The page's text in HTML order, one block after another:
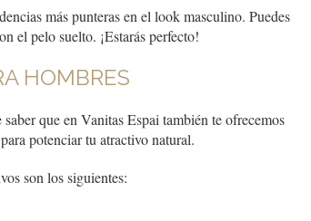
más punteras en el look masculino. Puedes
el pelo suelto. ¡Estarás perfecto!
HOMBRES
que en Vanitas Espai también te ofrecemos
potenciar tu atractivo natural.
son los siguientes: